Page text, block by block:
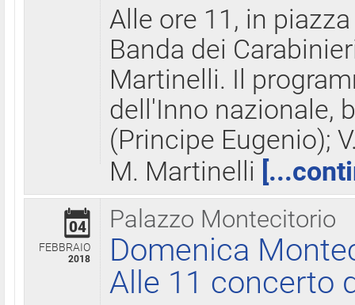
Alle ore 11, in
Banda dei
Martinelli. Il
dell'Inno nazionale,
(Principe Eugenio);
M. Martinelli
Palazzo Montecitorio
04
FEBBRAIO
2018
Domenica
Alle 11 concerto